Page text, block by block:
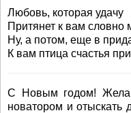
Любовь, которая удачу
Притянет к вам словно
Ну, а потом, еще в
К вам птица счастья
С Новым годом!
новатором и отыскать